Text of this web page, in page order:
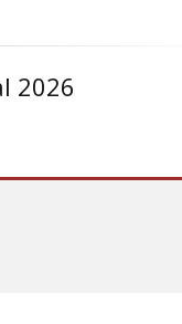
2026